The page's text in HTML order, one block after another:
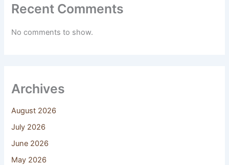
Recent Comments
No comments to show.
Archives
August 2026
July 2026
June 2026
May 2026